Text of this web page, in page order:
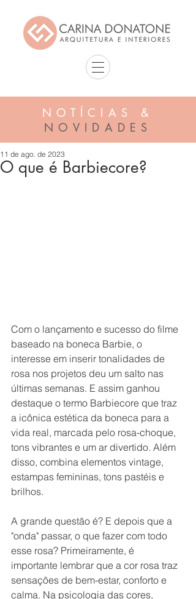
NOTÍCIAS &
NOVIDADES
O que é Barbiecore?
11 de ago. de 2023
Com o lançamento e sucesso do filme
baseado na boneca Barbie, o
interesse em inserir tonalidades de
rosa nos projetos deu um salto nas
últimas semanas. E assim ganhou
destaque o termo Barbiecore que traz
a icônica estética da boneca para a
vida real, marcada pelo rosa-choque,
tons vibrantes e um ar divertido. Além
disso, combina elementos vintage,
estampas femininas, tons pastéis e
brilhos.
A grande questão é? E depois que a
"onda" passar, o que fazer com todo
esse rosa? Primeiramente, é
importante lembrar que a cor rosa traz
sensações de bem-estar, conforto e
calma. Na psicologia das cores,